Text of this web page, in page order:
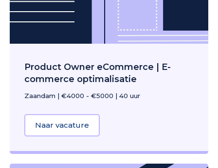
Product Owner eCommerce | E-
commerce optimalisatie
Zaandam | €4000 - €5000 | 40 uur
Naar vacature